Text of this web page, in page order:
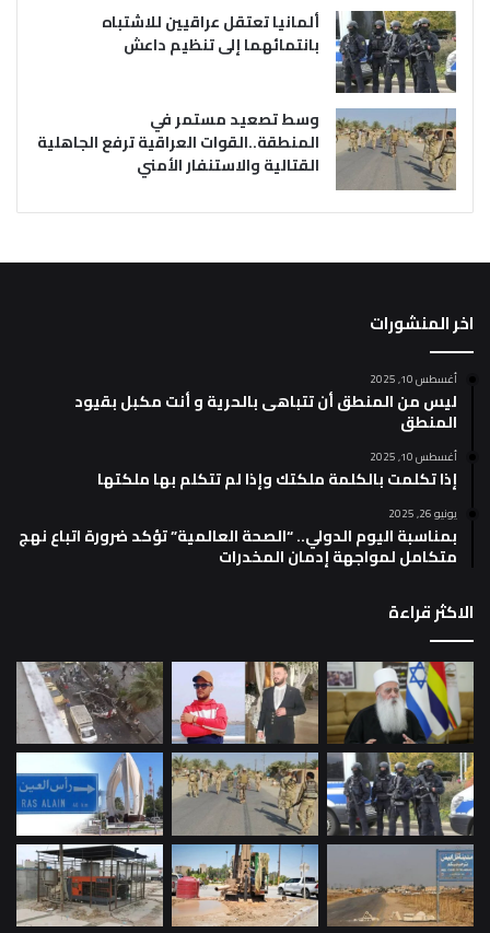
ألمانيا تعتقل عراقيين للاشتباه
بانتمائهما إلى تنظيم داعش
وسط تصعيد مستمر في
المنطقة..القوات العراقية ترفع الجاهلية
القتالية والاستنفار الأمني
اخر المنشورات
أغسطس 10, 2025
ليس من المنطق أن تتباهى بالحرية و أنت مكبل بقيود
المنطق
أغسطس 10, 2025
إذا تكلمت بالكلمة ملكتك وإذا لم تتكلم بها ملكتها
يونيو 26, 2025
بمناسبة اليوم الدولي.. “الصحة العالمية” تؤكد ضرورة اتباع نهج
متكامل لمواجهة إدمان المخدرات
الاكثر قراءة